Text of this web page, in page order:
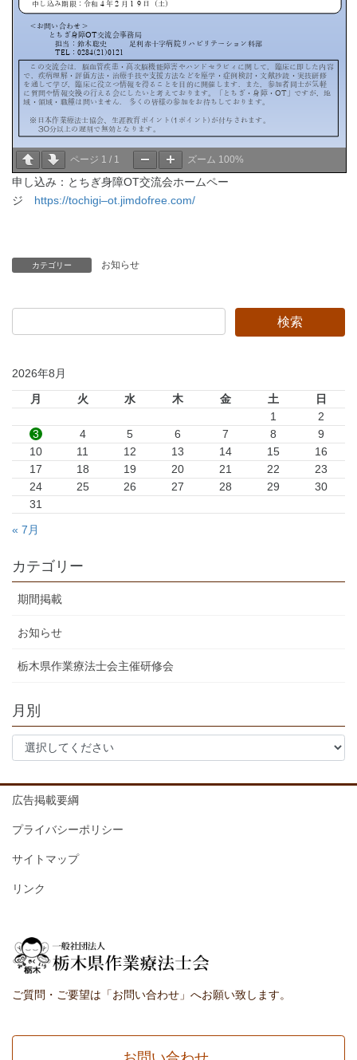
ページ 1 / 1 ズーム 100%
申し込み： とちぎ身障OT交流会ホームペー
ジ https://tochigi–ot.jimdofree.com/
カテゴリー お知らせ
2026年8月
月 火 水 木 金 土
日
1
2
3
4 5 6 7 8
9
10
11 12 13 14 15
16
17
18 19 20 21 22
23
24
25 26 27 28 29
30
31
« 7月
カテゴリー
期間掲載
お知らせ
栃木県作業療法士会主催研修会
月別
広告掲載要綱
プライバシーポリシー
サイトマップ
リンク
ご質問・ご要望は「お問い合わせ」へお願い致します。